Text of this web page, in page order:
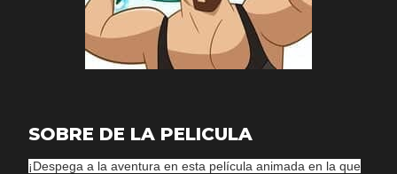
SOBRE DE LA PELICULA
¡Despega a la aventura en esta película animada en la que